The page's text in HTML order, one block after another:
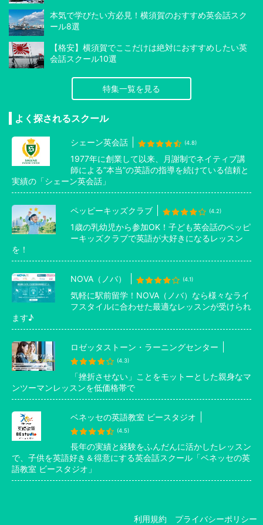
本気で学びたい方必見！横須賀のおすすめ英会話スク
ール8選
【格安】横須賀でここだけは絶対におすすめしたい英
会話スクール10選
特集一覧を見る
よく探されるスクール
シェーン英会話 (4.8)
1977年に創業して以来、月謝制でネイティブ講
師による”本当”の英語の指導を続けている信頼と
実績の「シェーン英会話」
ペッピーキッズクラブ (4.2)
1歳の乳幼児から参加OK！子ども英会話のペッピ
ーキッズクラブで英語が大好きになるレッスン
を！
NOVA（ノバ） (4.1)
気軽に駅前留学！NOVA（ノバ）なら様々なライ
フスタイルに合わせた最適なレッスンが受けられ
ます♪
ロゼッタストーン・ラーニングセンター
(4.3)
「挫折させない」ことをモットーとした親身なマ
ンツーマンレッスンを低価格帯で
ベネッセの英語教室 ビースタジオ
(4.5)
長年の実績と経験をふんだんに活かしたレッスン
で、子供を英語好き＆得意にする英会話スクール「ベネッセの英
語教室 ビースタジオ」
利用規約 プライバシーポリシー